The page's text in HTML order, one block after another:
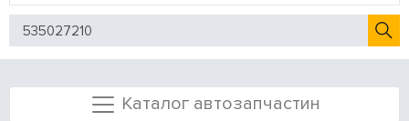
Каталог автозапчастин